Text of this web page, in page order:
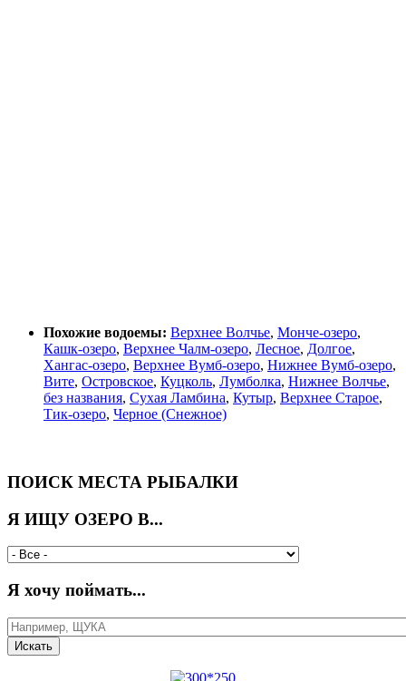
Похожие водоемы: Верхнее Волчье, Монче-озеро,
Кашк-озеро, Верхнее Чалм-озеро, Лесное, Долгое,
Хангас-озеро, Верхнее Вумб-озеро, Нижнее Вумб-озеро,
Вите, Островское, Куцколь, Лумболка, Нижнее Волчье,
без названия, Сухая Ламбина, Кутыр, Верхнее Старое,
Тик-озеро, Черное (Снежное)
ПОИСК МЕСТА РЫБАЛКИ
Я ИЩУ ОЗЕРО В...
Я хочу поймать...